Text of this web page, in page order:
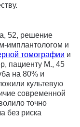
52, решение
имплантологом и
томографии и
пациенту М., 45
на 80% и
культевую
современной
точно
без риска